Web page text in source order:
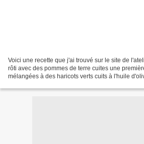
Voici une recette que j'ai trouvé sur le site de
rôti avec des pommes de terre cuites une
mélangées à des haricots verts cuits à l'huile